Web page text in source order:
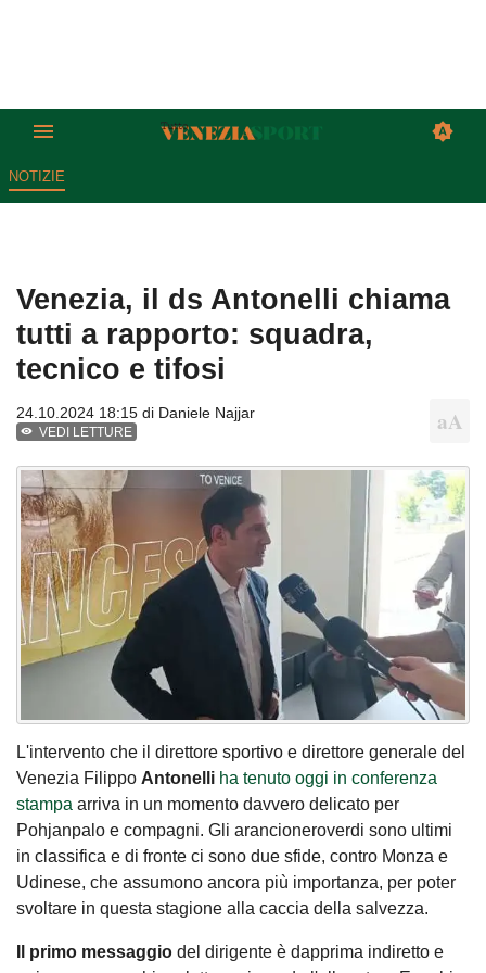
NOTIZIE
Venezia, il ds Antonelli chiama
tutti a rapporto: squadra,
tecnico e tifosi
24.10.2024 18:15 di Daniele Najjar
VEDI LETTURE
L'intervento che il direttore sportivo e direttore generale del
Venezia Filippo Antonelli ha tenuto oggi in conferenza
stampa arriva in un momento davvero delicato per
Pohjanpalo e compagni. Gli arancioneroverdi sono ultimi
in classifica e di fronte ci sono due sfide, contro Monza e
Udinese, che assumono ancora più importanza, per poter
svoltare in questa stagione alla caccia della salvezza.
Il primo messaggio del dirigente è dapprima indiretto e